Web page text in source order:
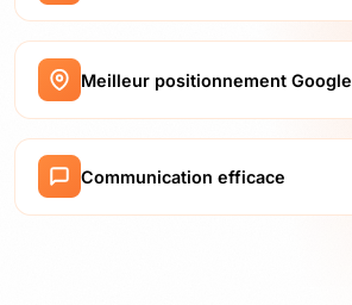
Meilleur positionnement Google
Communication efficace